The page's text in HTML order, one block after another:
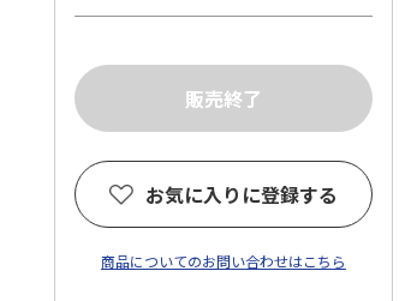
お気に入りに登録する
商品についてのお問い合わせはこちら